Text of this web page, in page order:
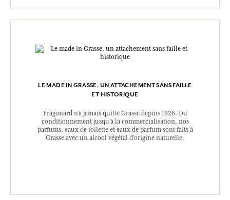
LE MADE IN GRASSE, UN ATTACHEMENT SANS FAILLE
ET HISTORIQUE
Fragonard n’a jamais quitté Grasse depuis 1926. Du
conditionnement jusqu’à la commercialisation, nos
parfums, eaux de toilette et eaux de parfum sont faits à
Grasse avec un alcool végétal d’origine naturelle.